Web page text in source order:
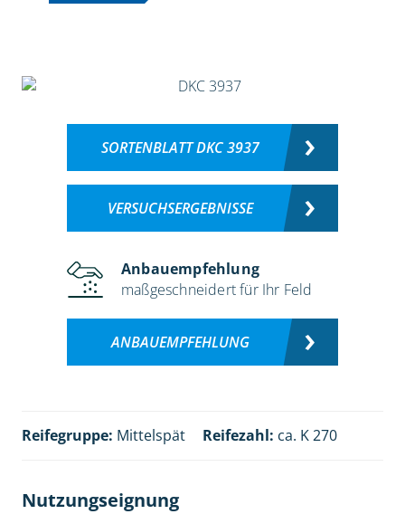
SORTENBLATT DKC 3937
VERSUCHSERGEBNISSE
Anbauempfehlung
maßgeschneidert für Ihr Feld
ANBAUEMPFEHLUNG
Reifegruppe: Mittelspät Reifezahl: ca. K 270
Nutzungseignung